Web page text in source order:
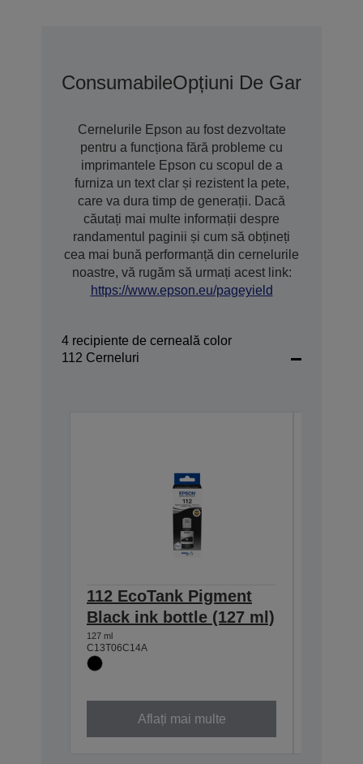
ConsumabileOpțiuni De Garanție
Cernelurile Epson au fost dezvoltate
pentru a funcționa fără probleme cu
imprimantele Epson cu scopul de a
furniza un text clar și rezistent la pete,
care va dura timp de generații. Dacă
căutați mai multe informații despre
randamentul paginii și cum să obțineți
cea mai bună performanță din cernelurile
noastre, vă rugăm să urmați acest link:
https://www.epson.eu/pageyield
4 recipiente de cerneală color
112 Cerneluri
112 EcoTank Pigment
Black ink bottle (127 ml)
127 ml
C13T06C14A
Aflați mai multe